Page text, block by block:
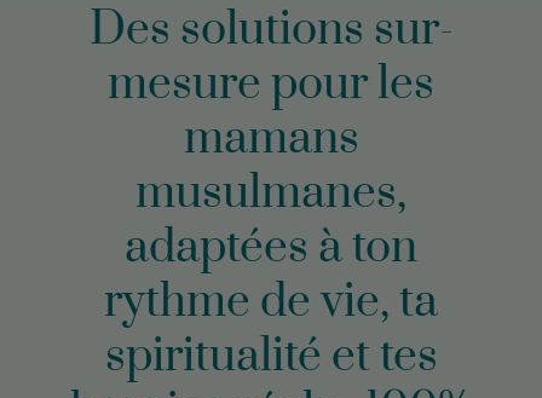
Des solutions sur-
mesure pour les
mamans
musulmanes,
adaptées à ton
rythme de vie, ta
spiritualité et tes